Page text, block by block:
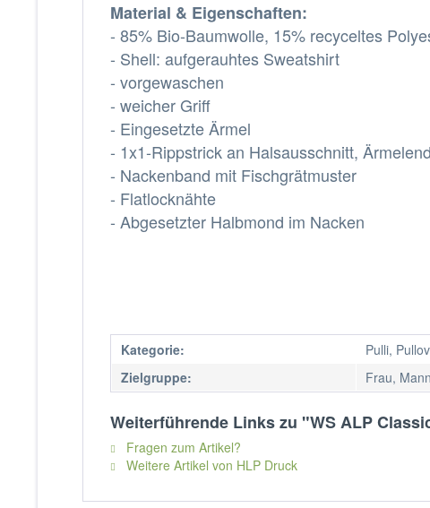
Material & Eigenschaften:
- 85% Bio-Baumwolle, 15% recyceltes
- Shell: aufgerauhtes Sweatshirt
- vorgewaschen
- weicher Griff
- Eingesetzte Ärmel
- 1x1-Rippstrick an Halsausschnitt,
- Nackenband mit Fischgrätmuster
- Flatlocknähte
- Abgesetzter Halbmond im Nacken
Kategorie:
Pulli,
Zielgruppe:
Frau,
Weiterführende Links zu "WS ALP
Fragen zum Artikel?
Weitere Artikel von HLP Druck